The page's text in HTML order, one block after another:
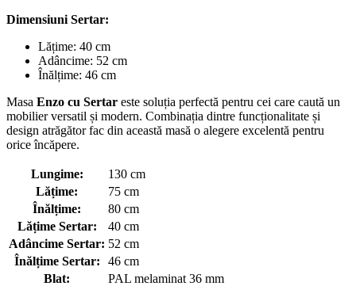
Dimensiuni Sertar:
Lățime: 40 cm
Adâncime: 52 cm
Înălțime: 46 cm
Masa Enzo cu Sertar este soluția perfectă pentru cei care caută un
mobilier versatil și modern. Combinația dintre funcționalitate și
design atrăgător fac din această masă o alegere excelentă pentru
orice încăpere.
Lungime:
130 cm
Lățime:
75 cm
Înălțime:
80 cm
Lățime Sertar:
40 cm
Adâncime Sertar: 52 cm
Înălțime Sertar:
46 cm
Blat:
PAL melaminat 36 mm